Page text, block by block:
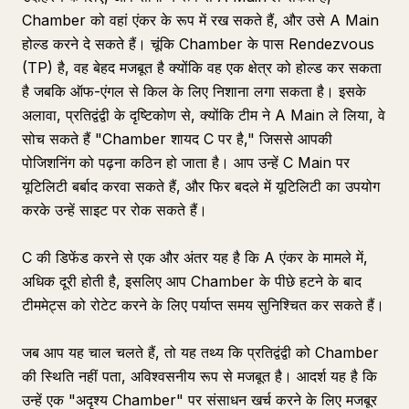
Chamber को वहां एंकर के रूप में रख सकते हैं, और उसे A Main
होल्ड करने दे सकते हैं। चूंकि Chamber के पास Rendezvous
(TP) है, वह बेहद मजबूत है क्योंकि वह एक क्षेत्र को होल्ड कर सकता
है जबकि ऑफ-एंगल से किल के लिए निशाना लगा सकता है। इसके
अलावा, प्रतिद्वंद्वी के दृष्टिकोण से, क्योंकि टीम ने A Main ले लिया, वे
सोच सकते हैं "Chamber शायद C पर है," जिससे आपकी
पोजिशनिंग को पढ़ना कठिन हो जाता है। आप उन्हें C Main पर
यूटिलिटी बर्बाद करवा सकते हैं, और फिर बदले में यूटिलिटी का उपयोग
करके उन्हें साइट पर रोक सकते हैं।
C की डिफेंड करने से एक और अंतर यह है कि A एंकर के मामले में,
अधिक दूरी होती है, इसलिए आप Chamber के पीछे हटने के बाद
टीममेट्स को रोटेट करने के लिए पर्याप्त समय सुनिश्चित कर सकते हैं।
जब आप यह चाल चलते हैं, तो यह तथ्य कि प्रतिद्वंद्वी को Chamber
की स्थिति नहीं पता, अविश्वसनीय रूप से मजबूत है। आदर्श यह है कि
उन्हें एक "अदृश्य Chamber" पर संसाधन खर्च करने के लिए मजबूर